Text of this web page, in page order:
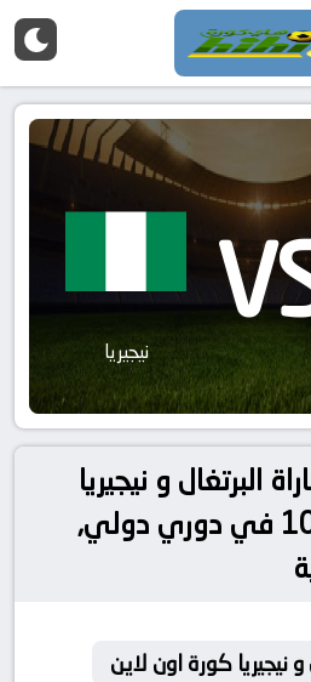
نيجيريا
البرتغال و نيجيريا
بتاريخ 2026-06-10 في دوري دولي,
و نيجيريا كورة اون لاين